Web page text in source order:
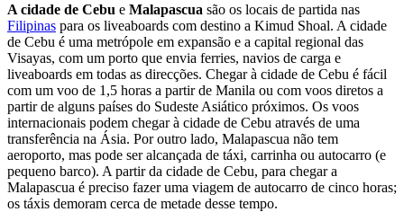
A cidade de Cebu e Malapascua são os locais de partida nas
Filipinas para os liveaboards com destino a Kimud Shoal. A cidade
de Cebu é uma metrópole em expansão e a capital regional das
Visayas, com um porto que envia ferries, navios de carga e
liveaboards em todas as direcções. Chegar à cidade de Cebu é fácil
com um voo de 1,5 horas a partir de Manila ou com voos diretos a
partir de alguns países do Sudeste Asiático próximos. Os voos
internacionais podem chegar à cidade de Cebu através de uma
transferência na Ásia. Por outro lado, Malapascua não tem
aeroporto, mas pode ser alcançada de táxi, carrinha ou autocarro (e
pequeno barco). A partir da cidade de Cebu, para chegar a
Malapascua é preciso fazer uma viagem de autocarro de cinco horas;
os táxis demoram cerca de metade desse tempo.